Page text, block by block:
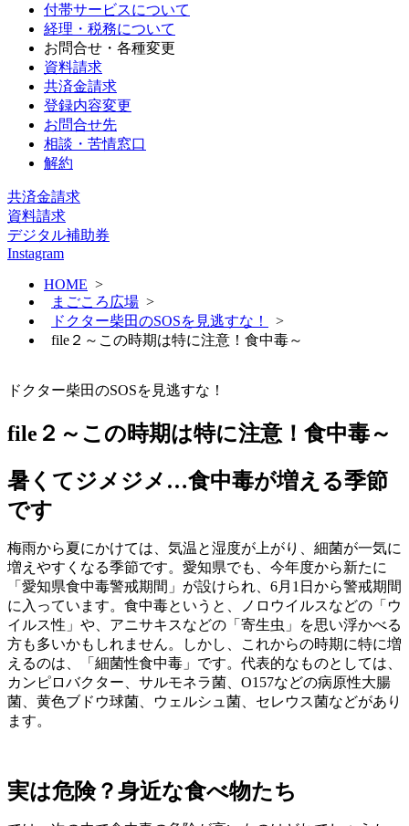
付帯サービスについて
経理・税務について
お問合せ・各種変更
資料請求
共済金請求
登録内容変更
お問合せ先
相談・苦情窓口
解約
共済金請求
資料請求
デジタル補助券
Instagram
HOME >
まごころ広場 >
ドクター柴田のSOSを見逃すな！
>
file２～この時期は特に注意！食中毒～
ドクター柴田のSOSを見逃すな！
file２～この時期は特に注意！食中毒～
暑くてジメジメ…食中毒が増える季節
です
梅雨から夏にかけては、気温と湿度が上がり、細菌が一気に
増えやすくなる季節です。愛知県でも、今年度から新たに
「愛知県食中毒警戒期間」が設けられ、6月1日から警戒期間
に入っています。食中毒というと、ノロウイルスなどの「ウ
イルス性」や、アニサキスなどの「寄生虫」を思い浮かべる
方も多いかもしれません。しかし、これからの時期に特に増
えるのは、「細菌性食中毒」です。代表的なものとしては、
カンピロバクター、サルモネラ菌、O157などの病原性大腸
菌、黄色ブドウ球菌、ウェルシュ菌、セレウス菌などがあり
ます。
実は危険？身近な食べ物たち